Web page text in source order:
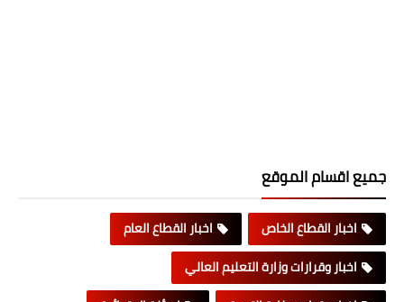
جميع اقسام الموقع
اخبار القطاع الخاص
اخبار القطاع العام
اخبار وقرارات وزارة التعليم العالي